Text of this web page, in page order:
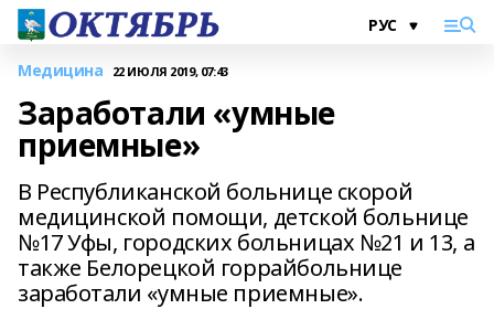
Медицина 22 ИЮЛЯ 2019, 07:43
Заработали «умные
приемные»
В Республиканской больнице скорой
медицинской помощи, детской больнице
№17 Уфы, городских больницах №21 и 13, а
также Белорецкой горрайбольнице
заработали «умные приемные».